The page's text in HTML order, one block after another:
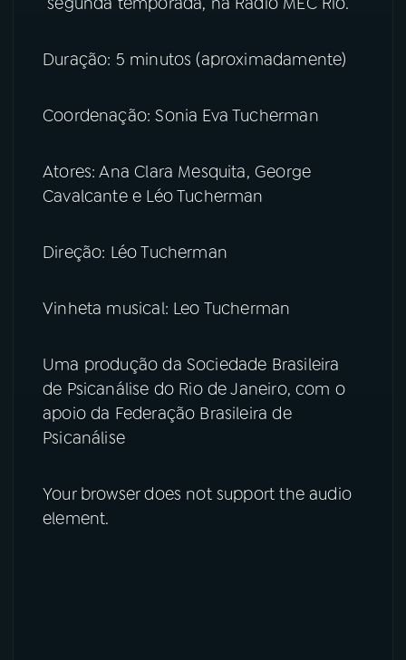
Duração: 5 minutos (aproximadamente)
Coordenação: Sonia Eva Tucherman
Atores: Ana Clara Mesquita, George
Cavalcante e Léo Tucherman
Direção: Léo Tucherman
Vinheta musical: Leo Tucherman
Uma produção da Sociedade Brasileira
de Psicanálise do Rio de Janeiro, com o
apoio da Federação Brasileira de
Psicanálise
Your browser does not support the audio
element.